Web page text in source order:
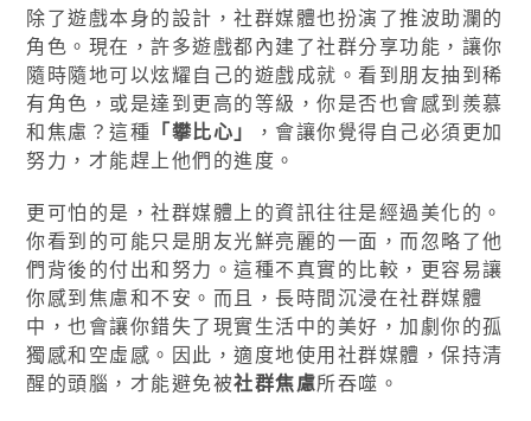
除了遊戲本身的設計，社群媒體也扮演了推波助瀾的
角色。現在，許多遊戲都內建了社群分享功能，讓你
隨時隨地可以炫耀自己的遊戲成就。看到朋友抽到稀
有角色，或是達到更高的等級，你是否也會感到羨慕
和焦慮？這種 「攀比心」
，會讓你覺得自己必須更加
努力，才能趕上他們的進度。
更可怕的是，社群媒體上的資訊往往是經過美化的。
你看到的可能只是朋友光鮮亮麗的一面，而忽略了他
們背後的付出和努力。這種不真實的比較，更容易讓
你感到焦慮和不安。而且，長時間沉浸在社群媒體
中，也會讓你錯失了現實生活中的美好，加劇你的孤
獨感和空虛感。因此，適度地使用社群媒體，保持清
醒的頭腦，才能避免被社群焦慮所吞噬。